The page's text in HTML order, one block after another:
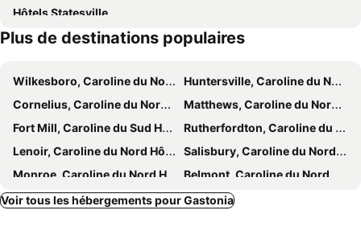
Hôtels Statesville
Plus de destinations populaires
Wilkesboro, Caroline du Nord Hôtels
Huntersville, Caroline du Nord Hôtels
Cornelius, Caroline du Nord Hôtels
Matthews, Caroline du Nord Hôtels
Fort Mill, Caroline du Sud Hôtels
Rutherfordton, Caroline du Nord Hôtels
Lenoir, Caroline du Nord Hôtels
Salisbury, Caroline du Nord Hôtels
Monroe, Caroline du Nord Hôtels
Belmont, Caroline du Nord Hôtels
Shelby, Caroline du Nord Hôtels
Kannapolis, Caroline du Nord Hôtels
Voir tous les hébergements pour Gastonia